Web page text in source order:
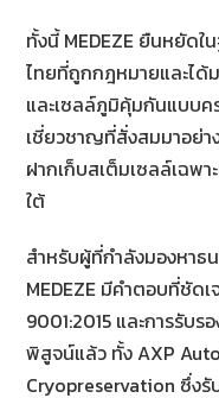
ทั้งนี้ MEDEZE ยืนหยัดใ
ไทยที่ถูกกฎหมายและได้
และเซลล์ภูมิคุ้มกันแบบค
เชี่ยวชาญที่สั่งสมมาอย่า
ฝากเก็บสเต็มเซลล์เฉพ
ใต้
สำหรับผู้ที่กำลังมองหาธ
MEDEZE มีคำตอบที่ชัด
9001:2015 และการรับร
พิสูจน์แล้ว ทั้ง AXP
Cryopreservation ซึ่งรั